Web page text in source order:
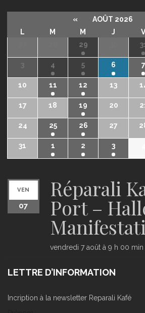
« AOÛT 2026
L
M M J
29
3 4 5 6 7
10 11 12 13
17 18 19 20
24 25 26 27
31 1 2 3
VEN
07
Réparali
Port –
vendredi 7 août à 9 h 00 min
LETTRE D’INFORMATION
Incription à la newsletter Reparali Kafé